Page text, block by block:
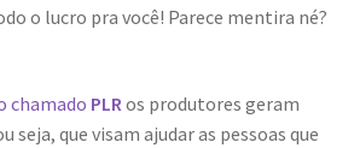
o lucro pra você! Parece mentira né?
chamado PLRos produtores geram
seja, que visam ajudar as pessoas que